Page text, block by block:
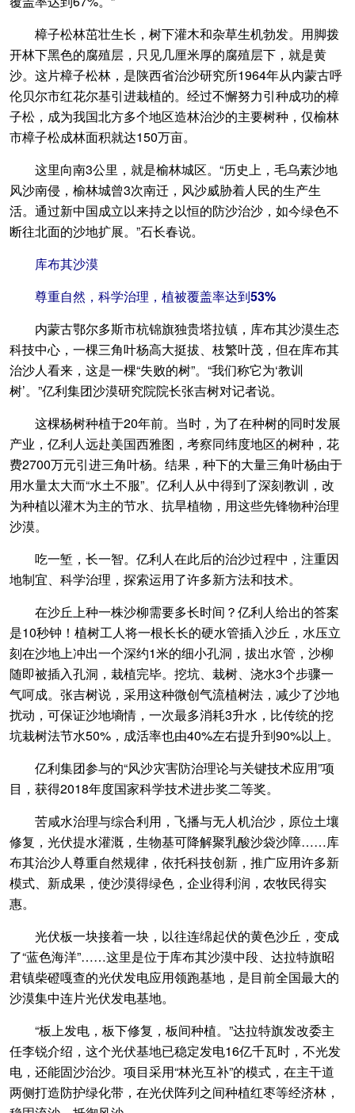
樟子松林茁壮生长，树下灌木和杂草生机勃发。用脚拨
开林下黑色的腐殖层，只见几厘米厚的腐殖层下，就是黄
沙。这片樟子松林，是陕西省治沙研究所1964年从内蒙古呼
伦贝尔市红花尔基引进栽植的。经过不懈努力引种成功的樟
子松，成为我国北方多个地区造林治沙的主要树种，仅榆林
市樟子松成林面积就达150万亩。
这里向南3公里，就是榆林城区。“历史上，毛乌素沙地
风沙南侵，榆林城曾3次南迁，风沙威胁着人民的生产生
活。通过新中国成立以来持之以恒的防沙治沙，如今绿色不
断往北面的沙地扩展。”石长春说。
库布其沙漠
尊重自然，科学治理，植被覆盖率达到53%
内蒙古鄂尔多斯市杭锦旗独贵塔拉镇，库布其沙漠生态
科技中心，一棵三角叶杨高大挺拔、枝繁叶茂，但在库布其
治沙人看来，这是一棵“失败的树”。“我们称它为‘教训
树’。”亿利集团沙漠研究院院长张吉树对记者说。
这棵杨树种植于20年前。当时，为了在种树的同时发展
产业，亿利人远赴美国西雅图，考察同纬度地区的树种，花
费2700万元引进三角叶杨。结果，种下的大量三角叶杨由于
用水量太大而“水土不服”。亿利人从中得到了深刻教训，改
为种植以灌木为主的节水、抗旱植物，用这些先锋物种治理
沙漠。
吃一堑，长一智。亿利人在此后的治沙过程中，注重因
地制宜、科学治理，探索运用了许多新方法和技术。
在沙丘上种一株沙柳需要多长时间？亿利人给出的答案
是10秒钟！植树工人将一根长长的硬水管插入沙丘，水压立
刻在沙地上冲出一个深约1米的细小孔洞，拔出水管，沙柳
随即被插入孔洞，栽植完毕。挖坑、栽树、浇水3个步骤一
气呵成。张吉树说，采用这种微创气流植树法，减少了沙地
扰动，可保证沙地墒情，一次最多消耗3升水，比传统的挖
坑栽树法节水50%，成活率也由40%左右提升到90%以上。
亿利集团参与的“风沙灾害防治理论与关键技术应用”项
目，获得2018年度国家科学技术进步奖二等奖。
苦咸水治理与综合利用，飞播与无人机治沙，原位土壤
修复，光伏提水灌溉，生物基可降解聚乳酸沙袋沙障……库
布其治沙人尊重自然规律，依托科技创新，推广应用许多新
模式、新成果，使沙漠得绿色，企业得利润，农牧民得实
惠。
光伏板一块接着一块，以往连绵起伏的黄色沙丘，变成
了“蓝色海洋”……这里是位于库布其沙漠中段、达拉特旗昭
君镇柴磴嘎查的光伏发电应用领跑基地，是目前全国最大的
沙漠集中连片光伏发电基地。
“板上发电，板下修复，板间种植。”达拉特旗发改委主
任李锐介绍，这个光伏基地已稳定发电16亿千瓦时，不光发
电，还能固沙治沙。项目采用“林光互补”的模式，在主干道
两侧打造防护绿化带，在光伏阵列之间种植红枣等经济林，